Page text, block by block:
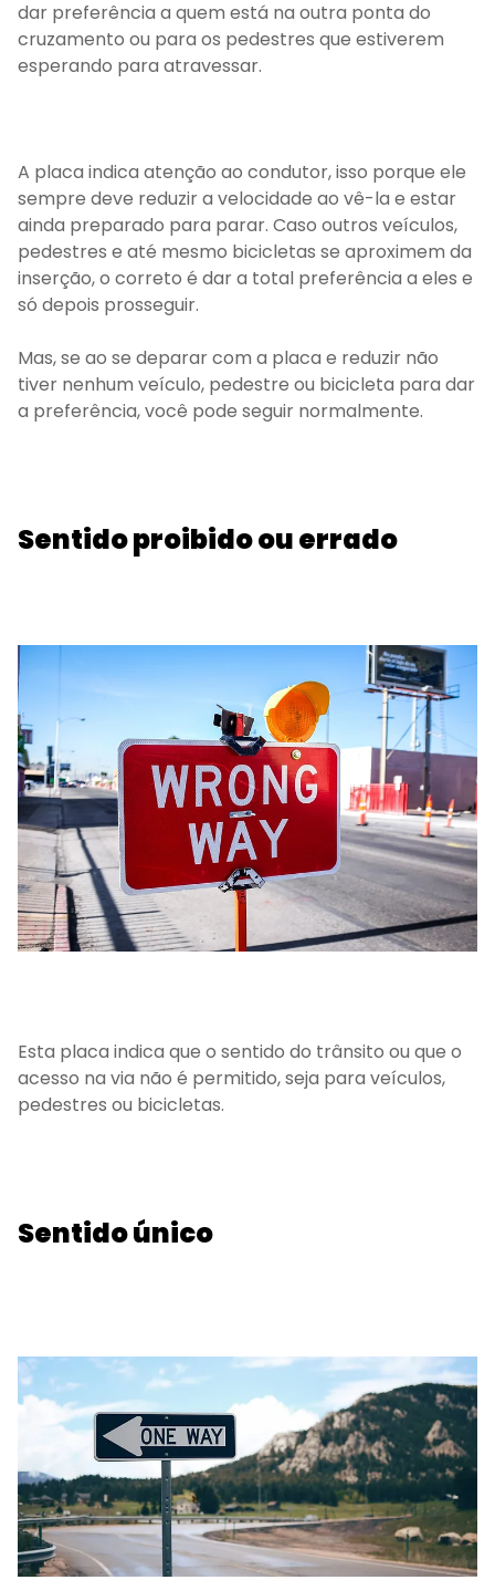
dar preferência a quem está na outra ponta do
cruzamento ou para os pedestres que estiverem
esperando para atravessar.
A placa indica atenção ao condutor, isso porque ele
sempre deve reduzir a velocidade ao vê-la e estar
ainda preparado para parar. Caso outros veículos,
pedestres e até mesmo bicicletas se aproximem da
inserção, o correto é dar a total preferência a eles e
só depois prosseguir.
Mas, se ao se deparar com a placa e reduzir não
tiver nenhum veículo, pedestre ou bicicleta para dar
a preferência, você pode seguir normalmente.
Sentido proibido ou errado
Esta placa indica que o sentido do trânsito ou que o
acesso na via não é permitido, seja para veículos,
pedestres ou bicicletas.
Sentido único